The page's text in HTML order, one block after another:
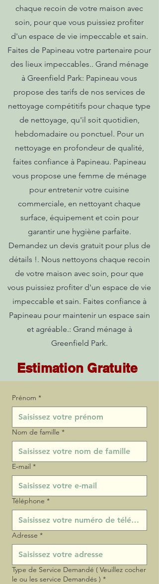
chaque recoin de votre maison avec
soin, pour que vous puissiez profiter
d'un espace de vie impeccable et sain.
Faites de Papineau votre partenaire pour
des lieux impeccables.. Grand ménage
à Greenfield Park: Papineau vous
propose des tarifs de nos services de
nettoyage compétitifs pour chaque type
de nettoyage, qu'il soit quotidien,
hebdomadaire ou ponctuel. Pour un
nettoyage en profondeur de qualité,
faites confiance à Papineau. Papineau
vous propose une femme de ménage
pour entretenir votre cuisine
commerciale, en nettoyant chaque
surface, équipement et coin pour
garantir une hygiène parfaite.
Demandez un devis gratuit pour plus de
détails !. Nous nettoyons chaque recoin
de votre maison avec soin, pour que
vous puissiez profiter d'un espace de vie
impeccable et sain. Faites confiance à
Papineau pour maintenir un espace sain
et agréable.: Grand ménage à
Greenfield Park.
Estimation Gratuite
Prénom *
Nom de famille *
E‑mail *
Téléphone *
Adresse *
Type de Service Demandé ( Veuillez cocher
le ou les service Demandés ) *